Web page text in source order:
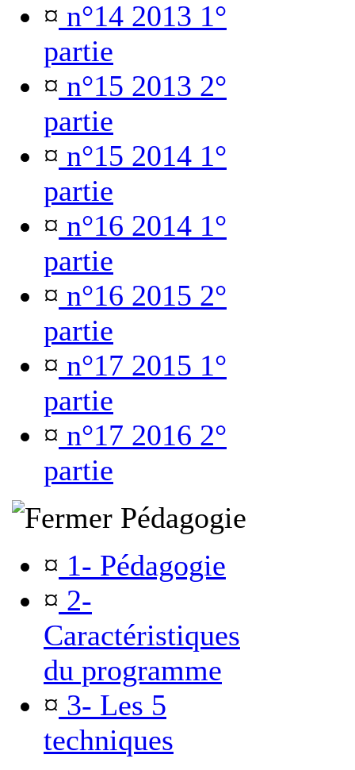
¤ n°14 2013 1°
partie
¤ n°15 2013 2°
partie
¤ n°15 2014 1°
partie
¤ n°16 2014 1°
partie
¤ n°16 2015 2°
partie
¤ n°17 2015 1°
partie
¤ n°17 2016 2°
partie
Pédagogie
¤ 1- Pédagogie
¤ 2-
Caractéristiques
du programme
¤ 3- Les 5
techniques